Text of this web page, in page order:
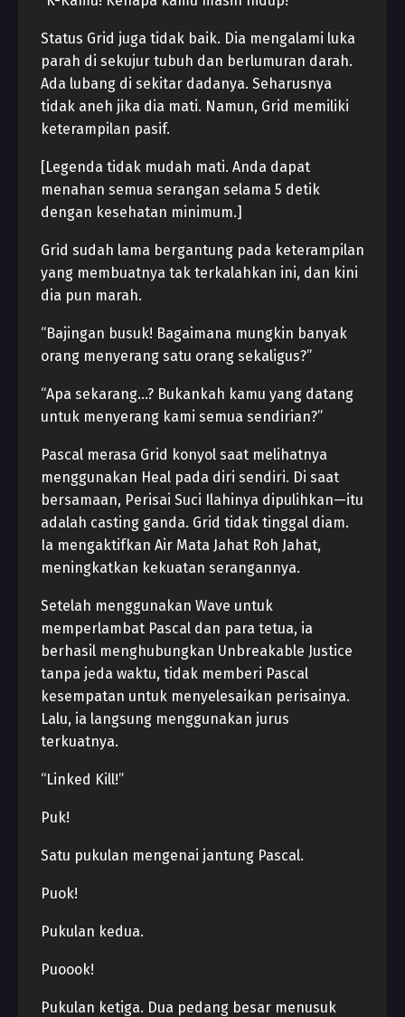
Status Grid juga tidak baik. Dia mengalami luka
parah di sekujur tubuh dan berlumuran darah.
Ada lubang di sekitar dadanya. Seharusnya
tidak aneh jika dia mati. Namun, Grid memiliki
keterampilan pasif.
[Legenda tidak mudah mati. Anda dapat
menahan semua serangan selama 5 detik
dengan kesehatan minimum.]
Grid sudah lama bergantung pada keterampilan
yang membuatnya tak terkalahkan ini, dan kini
dia pun marah.
“Bajingan busuk! Bagaimana mungkin banyak
orang menyerang satu orang sekaligus?”
“Apa sekarang…? Bukankah kamu yang datang
untuk menyerang kami semua sendirian?”
Pascal merasa Grid konyol saat melihatnya
menggunakan Heal pada diri sendiri. Di saat
bersamaan, Perisai Suci Ilahinya dipulihkan—itu
adalah casting ganda. Grid tidak tinggal diam.
Ia mengaktifkan Air Mata Jahat Roh Jahat,
meningkatkan kekuatan serangannya.
Setelah menggunakan Wave untuk
memperlambat Pascal dan para tetua, ia
berhasil menghubungkan Unbreakable Justice
tanpa jeda waktu, tidak memberi Pascal
kesempatan untuk menyelesaikan perisainya.
Lalu, ia langsung menggunakan jurus
terkuatnya.
“Linked Kill!”
Puk!
Satu pukulan mengenai jantung Pascal.
Puok!
Pukulan kedua.
Puoook!
Pukulan ketiga. Dua pedang besar menusuk